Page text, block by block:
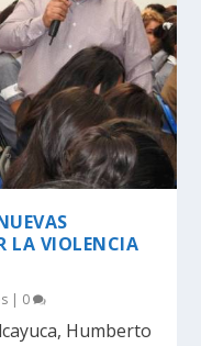
LA VIOLENCIA
| 0
Humberto